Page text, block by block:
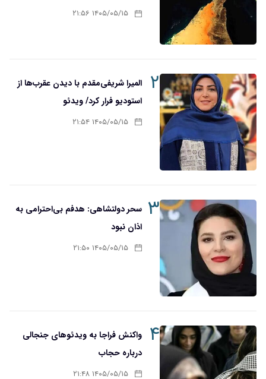
۱۴۰۵/۰۵/۱۵ ۲۱:۵۶
۲
المیرا شریفی‌مقدم با دیدن عقرب‌ها از
استودیو فرار کرد/ ویدئو
۱۴۰۵/۰۵/۱۵ ۲۱:۵۴
۳ سحر دولتشاهی: هدفم بی‌احترامی به
اذان نبود
۱۴۰۵/۰۵/۱۵ ۲۱:۵۰
۴
واکنش فراجا به ویدئوهای جنجالی
درباره حجاب
۱۴۰۵/۰۵/۱۵ ۲۱:۴۸